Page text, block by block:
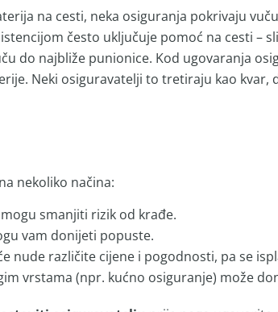
na cesti, neka osiguranja pokrivaju
često uključuje pomoć na cesti –
do najbliže punionice. Kod ugovaranja
Neki osiguravatelji to tretiraju kao kvar,
nekoliko načina:
smanjiti rizik od krađe.
vam donijeti popuste.
nude različite cijene i pogodnosti, pa se
vrstama (npr. kućno osiguranje) može